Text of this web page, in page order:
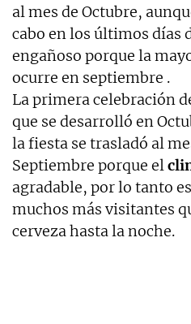
al mes de Octubre,
cabo en los últimos días
engañoso porque la
ocurre en septiembre .
La primera celebración
que se desarrolló en
la fiesta se trasladó al
Septiembre porque el
agradable, por lo tanto
muchos más visitantes
cerveza hasta la noche.